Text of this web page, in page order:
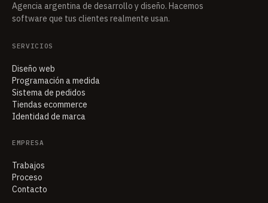
Agencia argentina de desarrollo y diseño. Hacemos
software que tus clientes realmente usan.
SERVICIOS
Diseño web
Programación a medida
Sistema de pedidos
Tiendas ecommerce
Identidad de marca
EMPRESA
Trabajos
Proceso
Contacto